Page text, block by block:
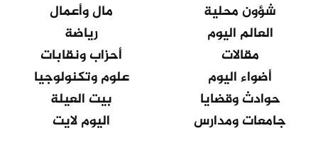
شؤون محلية
مال وأعمال
العالم اليوم
رياضة
مقالات
أحزاب ونقابات
أضواء اليوم
علوم وتكنولوجيا
حوادث وقضايا
بيت العيلة
جامعات ومدارس
اليوم لايت